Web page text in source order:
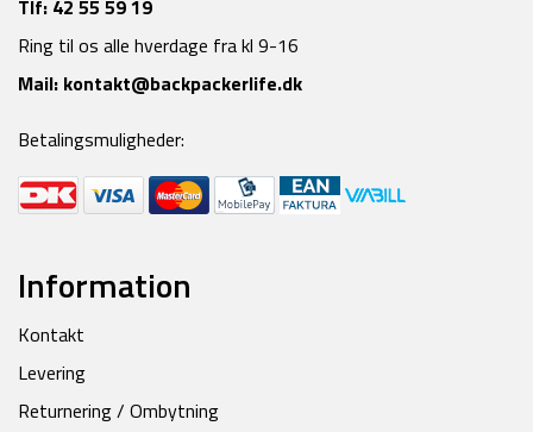
Tlf: 42 55 59 19
Ring til os alle hverdage fra kl 9-16
Mail: kontakt@backpackerlife.dk
Betalingsmuligheder:
Information
Kontakt
Levering
Returnering / Ombytning